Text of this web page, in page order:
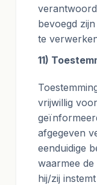
bevoegd
te
11)
vrijwillig
afgegeven
eenduidige
waarmee
hij/zij